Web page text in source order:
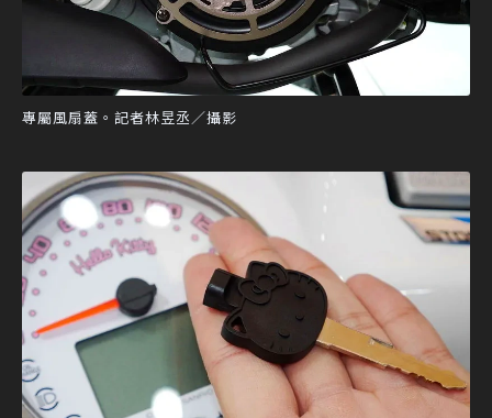
專屬風扇蓋。記者林昱丞／攝影